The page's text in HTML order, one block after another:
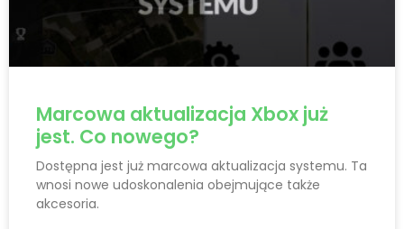
Marcowa aktualizacja Xbox już
jest. Co nowego?
Dostępna jest już marcowa aktualizacja systemu. Ta
wnosi nowe udoskonalenia obejmujące także
akcesoria.